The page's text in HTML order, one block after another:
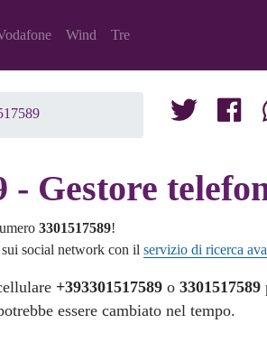
Wind Tre
- Gestore
3301517589!
social network con il servizio di ricerca
+393301517589 o3301517589
essere cambiato nel tempo.